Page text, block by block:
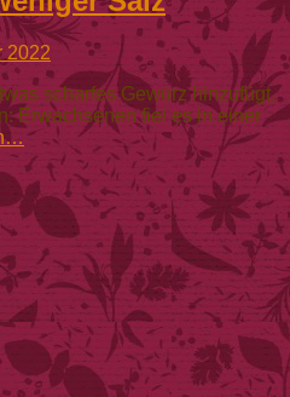
2022
scharfes Gewürz hinzufügt,
Erwachsenen fiel es in einer